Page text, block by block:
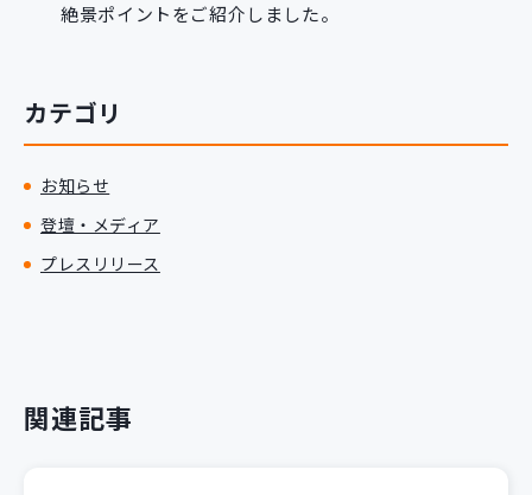
絶景ポイントをご紹介しました。
カテゴリ
お知らせ
登壇・メディア
プレスリリース
関連記事